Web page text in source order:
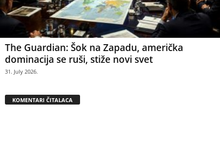
The Guardian: Šok na Zapadu, američka
dominacija se ruši, stiže novi svet
31. July 2026.
KOMENTARI ČITALACA